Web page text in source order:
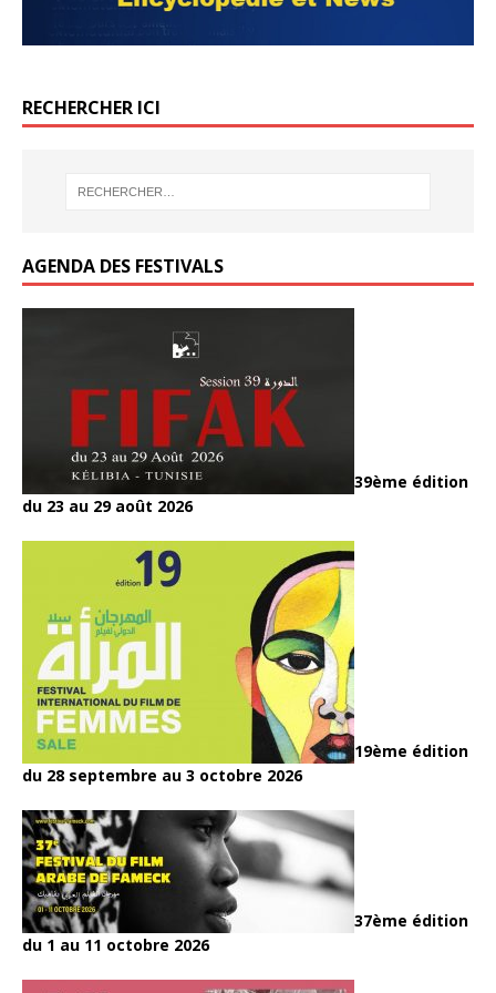
RECHERCHER ICI
AGENDA DES FESTIVALS
39ème édition
du 23 au 29 août 2026
19ème édition
du 28 septembre au 3 octobre 2026
37ème édition
du 1 au 11 octobre 2026